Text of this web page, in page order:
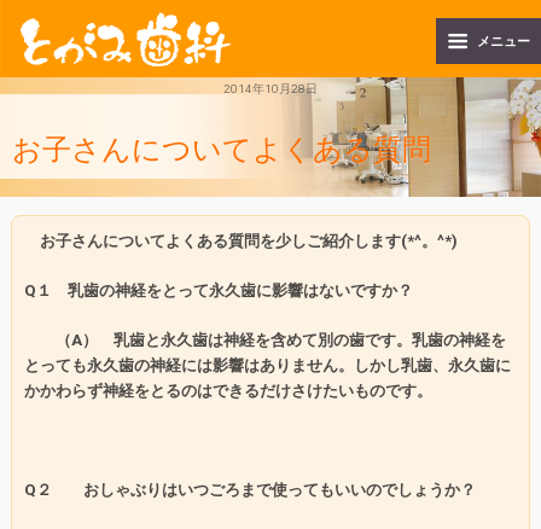
メニュー
2014年10月28日
お子さんについてよくある質問
お子さんについてよくある質問を少しご紹介します(*^。 ^*)
Q １ 乳歯の神経をとって永久歯に影響はないですか？
（A） 乳歯と永久歯は神経を含めて別の歯です。乳歯の神経を
とっても永久歯の神経には影響はありません。しかし乳歯、永久歯に
かかわらず神経をとるのはできるだけさけたいものです。
Q ２ おしゃぶりはいつごろまで使ってもいいのでしょうか？